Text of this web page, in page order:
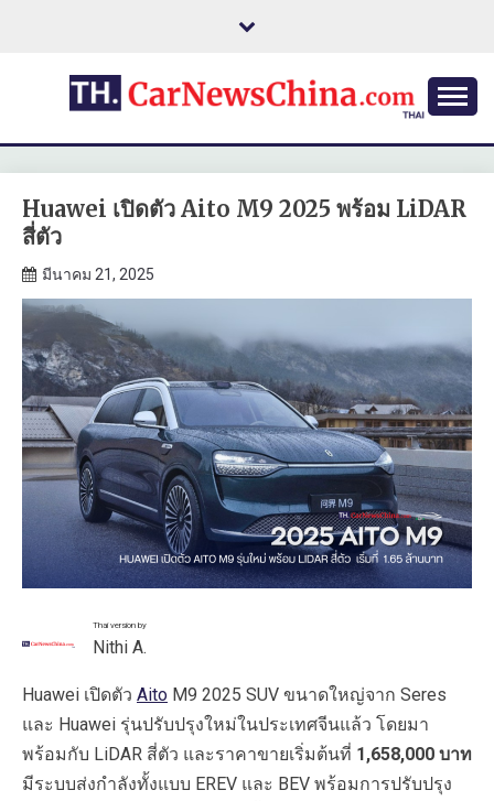
Huawei เปิดตัว Aito M9 2025 พร้อม LiDAR
สี่ตัว
มีนาคม 21, 2025
Thai version by
Nithi A.
Huawei เปิดตัว Aito M9 2025 SUV ขนาดใหญ่จาก Seres
และ Huawei รุ่นปรับปรุงใหม่ในประเทศจีนแล้ว โดยมา
พร้อมกับ LiDAR สี่ตัว และราคาขายเริ่มต้นที่ 1,658,000 บาท
มีระบบส่งกำลังทั้งแบบ EREV และ BEV พร้อมการปรับปรุง